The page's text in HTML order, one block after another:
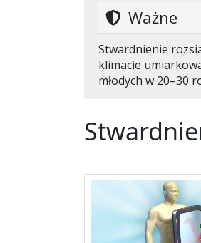
Ważne
Stwardnienie
klimacie
młodych w 20–30